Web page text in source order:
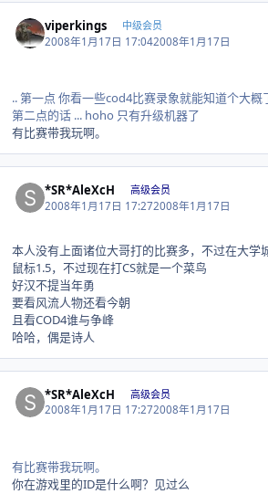
viperkings 中级会员
2008年1月17日 17:042008年1月17日
.. 第一点 你看一些cod4比赛录象就能知道个大概
第二点的话 ... hoho 只有升级机器了
有比赛带我玩啊。
*SR*AleXcH 高级会员
2008年1月17日 17:272008年1月17日
本人没有上面诸位大哥打的比赛多，不过在大学
鼠标1.5，不过现在打CS就是一个菜鸟
好汉不提当年勇
要看风流人物还看今朝
且看COD4谁与争峰
哈哈，偶是诗人
*SR*AleXcH 高级会员
2008年1月17日 17:272008年1月17日
有比赛带我玩啊。
你在游戏里的ID是什么啊？见过么